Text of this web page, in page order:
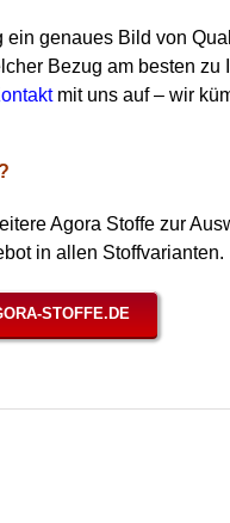
genaues Bild von
Bezug am besten
mit uns auf – wir
Agora Stoffe zur
in allen Stoffvarianten.
STOFFE.DE